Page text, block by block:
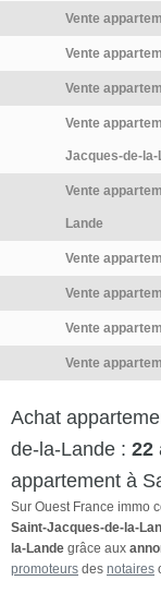
Vente
Vente
Vente
Vente
Jacques-de-la-
Vente
Lande
Vente
Vente
Vente
Vente
Achat
de-la-Lande : 22
appartement à
Sur Ouest France immo
Saint-Jacques-de-la-
la-Lande grâce aux
promoteurs des notaires